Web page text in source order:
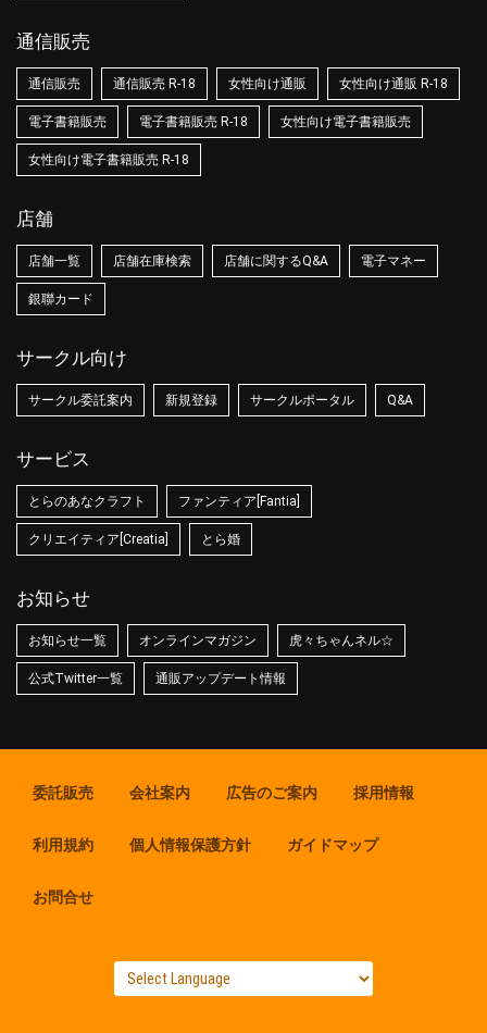
通信販売
通信販売 通信販売 R-18 女性向け通販 女性向け通販 R-18
電子書籍販売 電子書籍販売 R-18 女性向け電子書籍販売
女性向け電子書籍販売 R-18
店舗
店舗一覧 店舗在庫検索 店舗に関するQ&A 電子マネー
銀聯カード
サークル向け
サークル委託案内 新規登録 サークルポータル Q&A
サービス
とらのあなクラフト ファンティア[Fantia]
クリエイティア[Creatia] とら婚
お知らせ
お知らせ一覧 オンラインマガジン 虎々ちゃんネル☆
公式Twitter一覧 通販アップデート情報
委託販売 会社案内 広告のご案内 採用情報
利用規約 個人情報保護方針 ガイドマップ
お問合せ